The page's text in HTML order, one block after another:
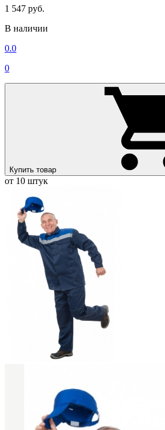
1 547 руб.
В наличии
0.0
0
Купить товар
от 10 штук